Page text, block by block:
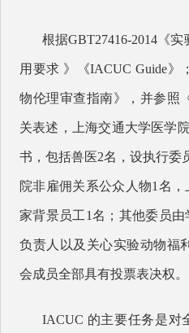
根据GBT27416-2014《
用要求 》《IACUC Guide》
物伦理审查指南》，并参照
关表述，上海交通大学医学
书，包括兽医2名，设执行委
院非雇佣关系公众人物1名
家背景员工1名；其他委员
负责人以及关心实验动物福
会成员全部具有投票表决权。
IACUC 的主要任务是对